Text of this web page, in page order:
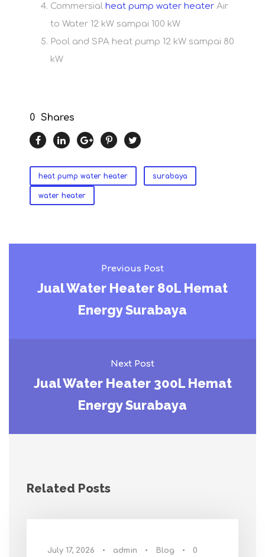
Commersial heat pump water heater Air
to Water 12 kW sampai 100 kW
Pool and SPA heat pump 12 kW sampai 80
kW
0 Shares
heat pump water heater surabaya
water heater
Previous Post
Jual Water Heater 80L Hemat
Energy Surabaya
Next Post
Jual Water Heater 300L Hemat
Energy Surabaya
Related Posts
July 17, 2026 • admin • Blog • 0